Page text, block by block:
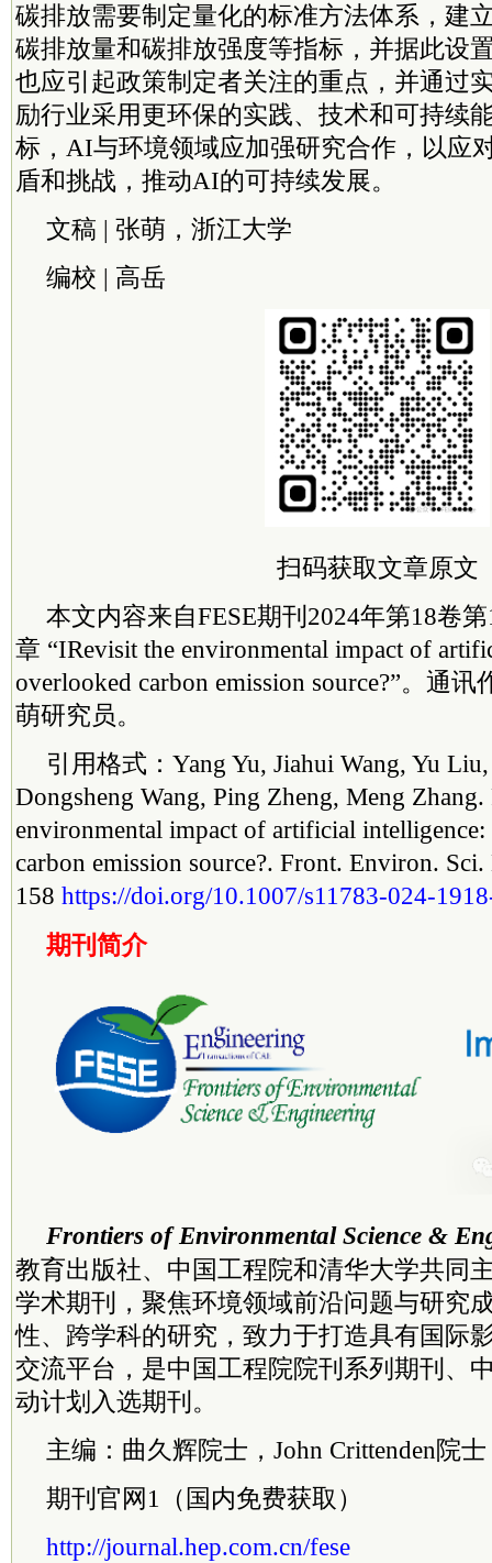
碳排放需要制定量化的标准方法体系，建
碳排放量和碳排放强度等指标，并据此设
也应引起政策制定者关注的重点，并通过
励行业采用更环保的实践、技术和可持续
标，AI与环境领域应加强研究合作，以应
盾和挑战，推动AI的可持续发展。
文稿 | 张萌，浙江大学
编校 | 高岳
扫码获取文章原文
本文内容来自FESE期刊2024年第18卷
章 “IRevisit the environmental impact of
overlooked carbon emission source?”。通
萌研究员。
引用格式：Yang Yu, Jiahui Wang, Yu
Dongsheng Wang, Ping Zheng, Meng Zhang.
environmental impact of artificial
carbon emission source?. Front. Environ.
158 https://doi.org/10.1007/s11783-024-
期刊简介
Frontiers of Environmental Science &
教育出版社、中国工程院和清华大学共同
学术期刊，聚焦环境领域前沿问题与研究
性、跨学科的研究，致力于打造具有国际
交流平台，是中国工程院院刊系列期刊、
动计划入选期刊。
主编：曲久辉院士 ，John Crittenden院士
期刊官网1（国内免费获取）
http://journal.hep.com.cn/fese